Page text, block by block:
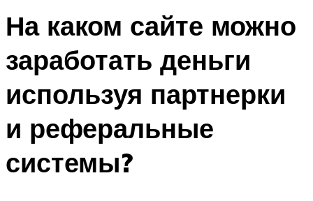
На каком сайте можно
заработать деньги
используя партнерки
и реферальные
системы?